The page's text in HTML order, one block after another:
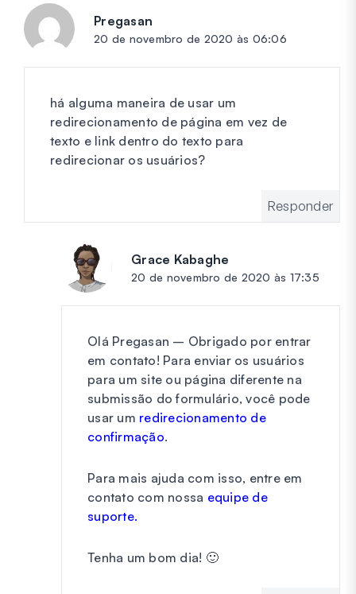
Pregasan
20 de novembro de 2020 às 06:06
há alguma maneira de usar um
redirecionamento de página em vez de
texto e link dentro do texto para
redirecionar os usuários?
Responder
Grace Kabaghe
20 de novembro de 2020 às 17:35
Olá Pregasan – Obrigado por entrar
em contato! Para enviar os usuários
para um site ou página diferente na
submissão do formulário, você pode
usar um redirecionamento de
confirmação.
Para mais ajuda com isso, entre em
contato com nossa equipe de
suporte.
Tenha um bom dia! 🙂